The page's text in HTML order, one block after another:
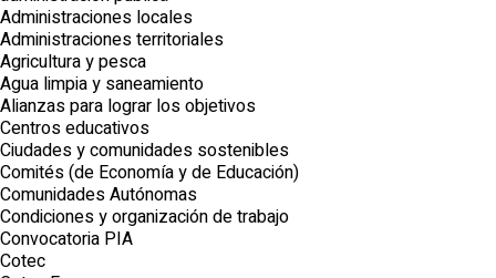
Administraciones locales
Administraciones territoriales
Agricultura y pesca
Agua limpia y saneamiento
Alianzas para lograr los objetivos
Centros educativos
Ciudades y comunidades sostenibles
Comités (de Economía y de Educación)
Comunidades Autónomas
Condiciones y organización de trabajo
Convocatoria PIA
Cotec